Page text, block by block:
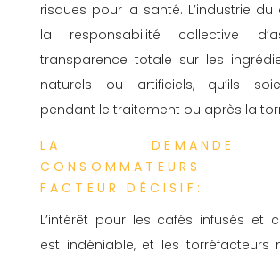
risques pour la santé. L’industrie
la responsabilité collective
transparence totale sur les
naturels ou artificiels, qu’ils
pendant le traitement ou après la
LA DEMANDE
CONSOMMATEURS
FACTEUR DÉCISIF:
L’intérêt pour les cafés infusés et
est indéniable, et les torréfacteurs